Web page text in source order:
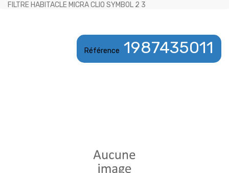
FILTRE HABITACLE MICRA CLIO SYMBOL 2 3
Référence 1987435011